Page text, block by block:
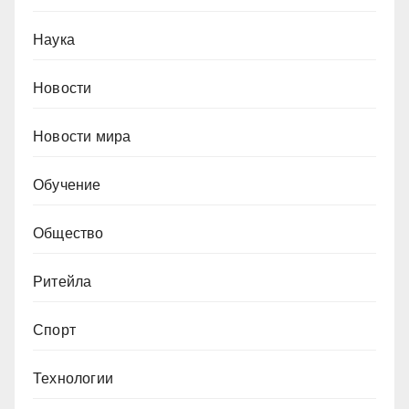
Наука
Новости
Новости мира
Обучение
Общество
Ритейла
Спорт
Технологии